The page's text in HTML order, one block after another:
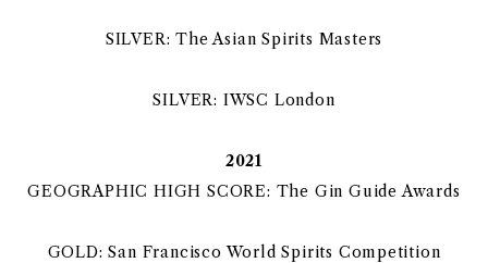
SILVER: The Asian Spirits Masters
SILVER: IWSC London
2021
GEOGRAPHIC HIGH SCORE: The Gin Guide Awards
GOLD: San Francisco World Spirits Competition